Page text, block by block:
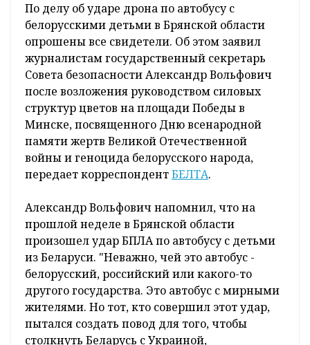
По делу об ударе дрона по автобусу с
белорусскими детьми в Брянской области
опрошены все свидетели. Об этом заявил
журналистам государственный секретарь
Совета безопасности Александр Вольфович
после возложения руководством силовых
структур цветов на площади Победы в
Минске, посвященного Дню всенародной
памяти жертв Великой Отечественной
войны и геноцида белорусского народа,
передает корреспондентБЕЛТА.
Александр Вольфович напомнил, что на
прошлой неделе в Брянской области
произошел удар БПЛА по автобусу с детьми
из Беларуси. "Неважно, чей это автобус -
белорусский, российский или какого-то
другого государства. Это автобус с мирными
жителями. Но тот, кто совершил этот удар,
пытался создать повод для того, чтобы
столкнуть Беларусь с Украиной,